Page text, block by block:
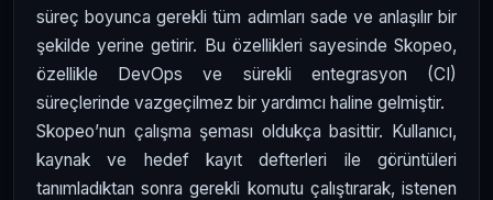
süreç boyunca gerekli tüm adımları sade ve anlaşılır bir
şekilde yerine getirir. Bu özellikleri sayesinde Skopeo,
özellikle DevOps ve sürekli entegrasyon (CI)
süreçlerinde vazgeçilmez bir yardımcı haline gelmiştir.
Skopeo’nun çalışma şeması oldukça basittir. Kullanıcı,
kaynak ve hedef kayıt defterleri ile görüntüleri
tanımladıktan sonra gerekli komutu çalıştırarak, istenen